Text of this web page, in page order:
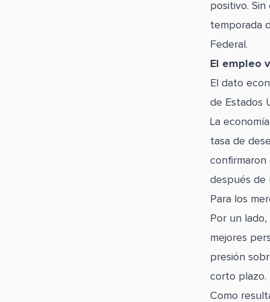
positivo.
temporada
Federal.
El empleo
El dato
de Estados
La
tasa de
confirmaron
después de
Para los
Por un
mejores
presión
corto plazo.
Como